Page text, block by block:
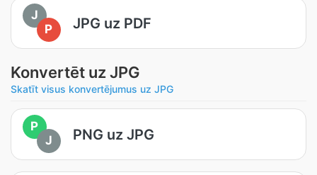
J
P
JPG uz PDF
Konvertēt uz JPG
Skatīt visus konvertējumus uz JPG
P
J
PNG uz JPG